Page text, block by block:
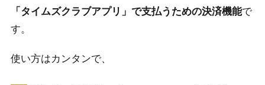
「タイムズクラブアプリ」で支払うための決済機能で
す。
使い方はカンタンで、